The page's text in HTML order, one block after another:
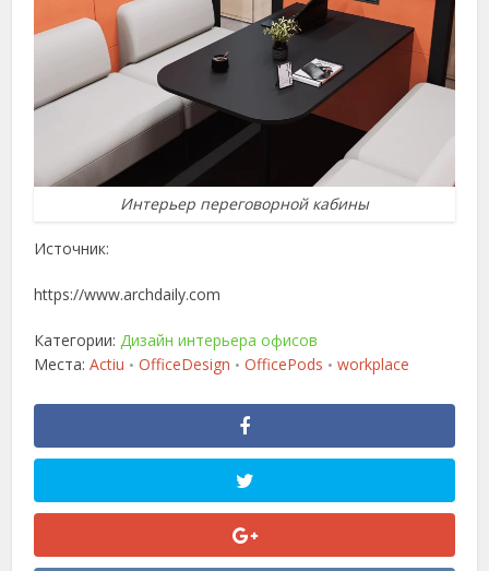
Интерьер переговорной кабины
Источник:
https://www.archdaily.com
Категории: Дизайн интерьера офисов
Места:Actiu • OfficeDesign • OfficePods • workplace